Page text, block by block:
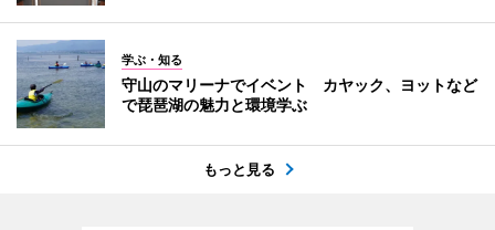
学ぶ・知る
守山のマリーナでイベント カヤック、ヨットなど
で琵琶湖の魅力と環境学ぶ
もっと見る